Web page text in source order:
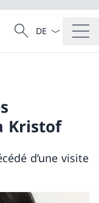
Suche
Suche
Sprach
Kristof
d’une visite